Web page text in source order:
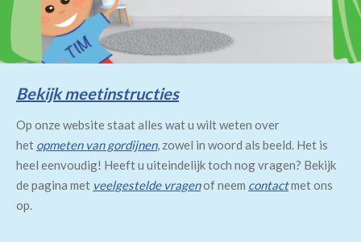
Bekijk meetinstructies
Op onze website staat alles wat u wilt weten over
het opmeten van gordijnen, zowel in woord als beeld. Het is
heel eenvoudig! Heeft u uiteindelijk toch nog vragen? Bekijk
de pagina met veelgestelde vragenof neem contactmet ons
op.